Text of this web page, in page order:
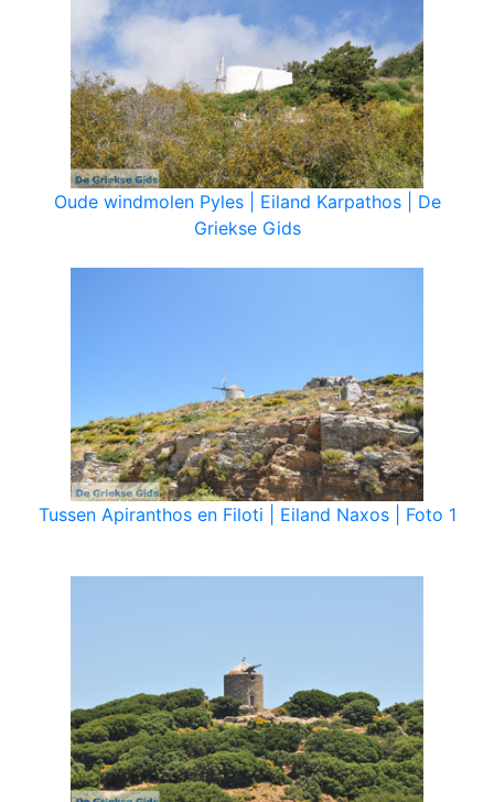
Oude windmolen Pyles | Eiland Karpathos | De
Griekse Gids
Tussen Apiranthos en Filoti | Eiland Naxos | Foto 1